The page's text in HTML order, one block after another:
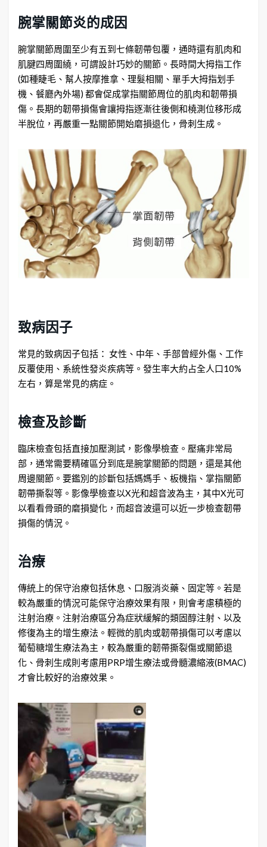
腕掌關節炎的成因
腕掌關節周圍至少有五到七條韌帶包覆，通時還有肌肉和
肌腱四周圍繞，可謂設計巧妙的關節。長時間大拇指工作
(如種睫毛、幫人按摩推拿、理髮相關、單手大拇指划手
機、餐廳內外場) 都會促成掌指關節周位的肌肉和韌帶損
傷。長期的韌帶損傷會讓拇指逐漸往後側和橈測位移形成
半脫位，再嚴重一點關節開始磨損退化，骨刺生成。
致病因子
常見的致病因子包括： 女性、中年、手部曾經外傷、工作
反覆使用、系統性發炎疾病等。發生率大約占全人口10%
左右，算是常見的病症。
檢查及診斷
臨床檢查包括直接加壓測試，影像學檢查。壓痛非常局
部，通常需要精確區分到底是腕掌關節的問題，還是其他
周邊關節。要鑑別的診斷包括媽媽手、板機指、掌指關節
韌帶撕裂等。影像學檢查以X光和超音波為主，其中X光可
以看看骨頭的磨損變化，而超音波還可以近一步檢查韌帶
損傷的情況。
治療
傳統上的保守治療包括休息、口服消炎藥、固定等。若是
較為嚴重的情況可能保守治療效果有限，則會考慮積極的
注射治療。注射治療區分為症狀緩解的類固醇注射、以及
修復為主的增生療法。輕微的肌肉或韌帶損傷可以考慮以
葡萄糖增生療法為主，較為嚴重的韌帶撕裂傷或關節退
化、骨刺生成則考慮用PRP增生療法或骨髓濃縮液(BMAC)
才會比較好的治療效果。